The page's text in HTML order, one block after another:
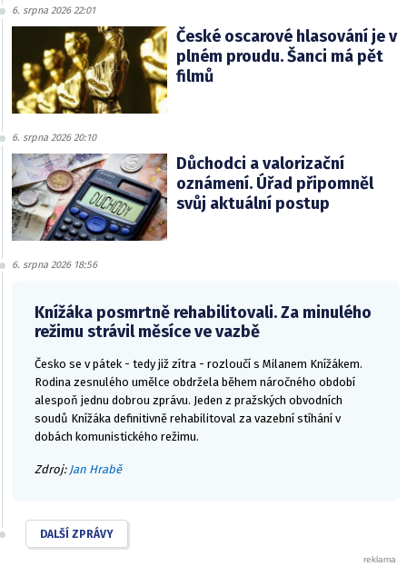
6. srpna 2026 22:01
České oscarové hlasování je v
plném proudu. Šanci má pět
filmů
6. srpna 2026 20:10
Důchodci a valorizační
oznámení. Úřad připomněl
svůj aktuální postup
6. srpna 2026 18:56
Knížáka posmrtně rehabilitovali. Za minulého
režimu strávil měsíce ve vazbě
Česko se v pátek - tedy již zítra - rozloučí s Milanem Knížákem.
Rodina zesnulého umělce obdržela během náročného období
alespoň jednu dobrou zprávu. Jeden z pražských obvodních
soudů Knížáka definitivně rehabilitoval za vazební stíhání v
dobách komunistického režimu.
Zdroj: Jan Hrabě
DALŠÍ ZPRÁVY